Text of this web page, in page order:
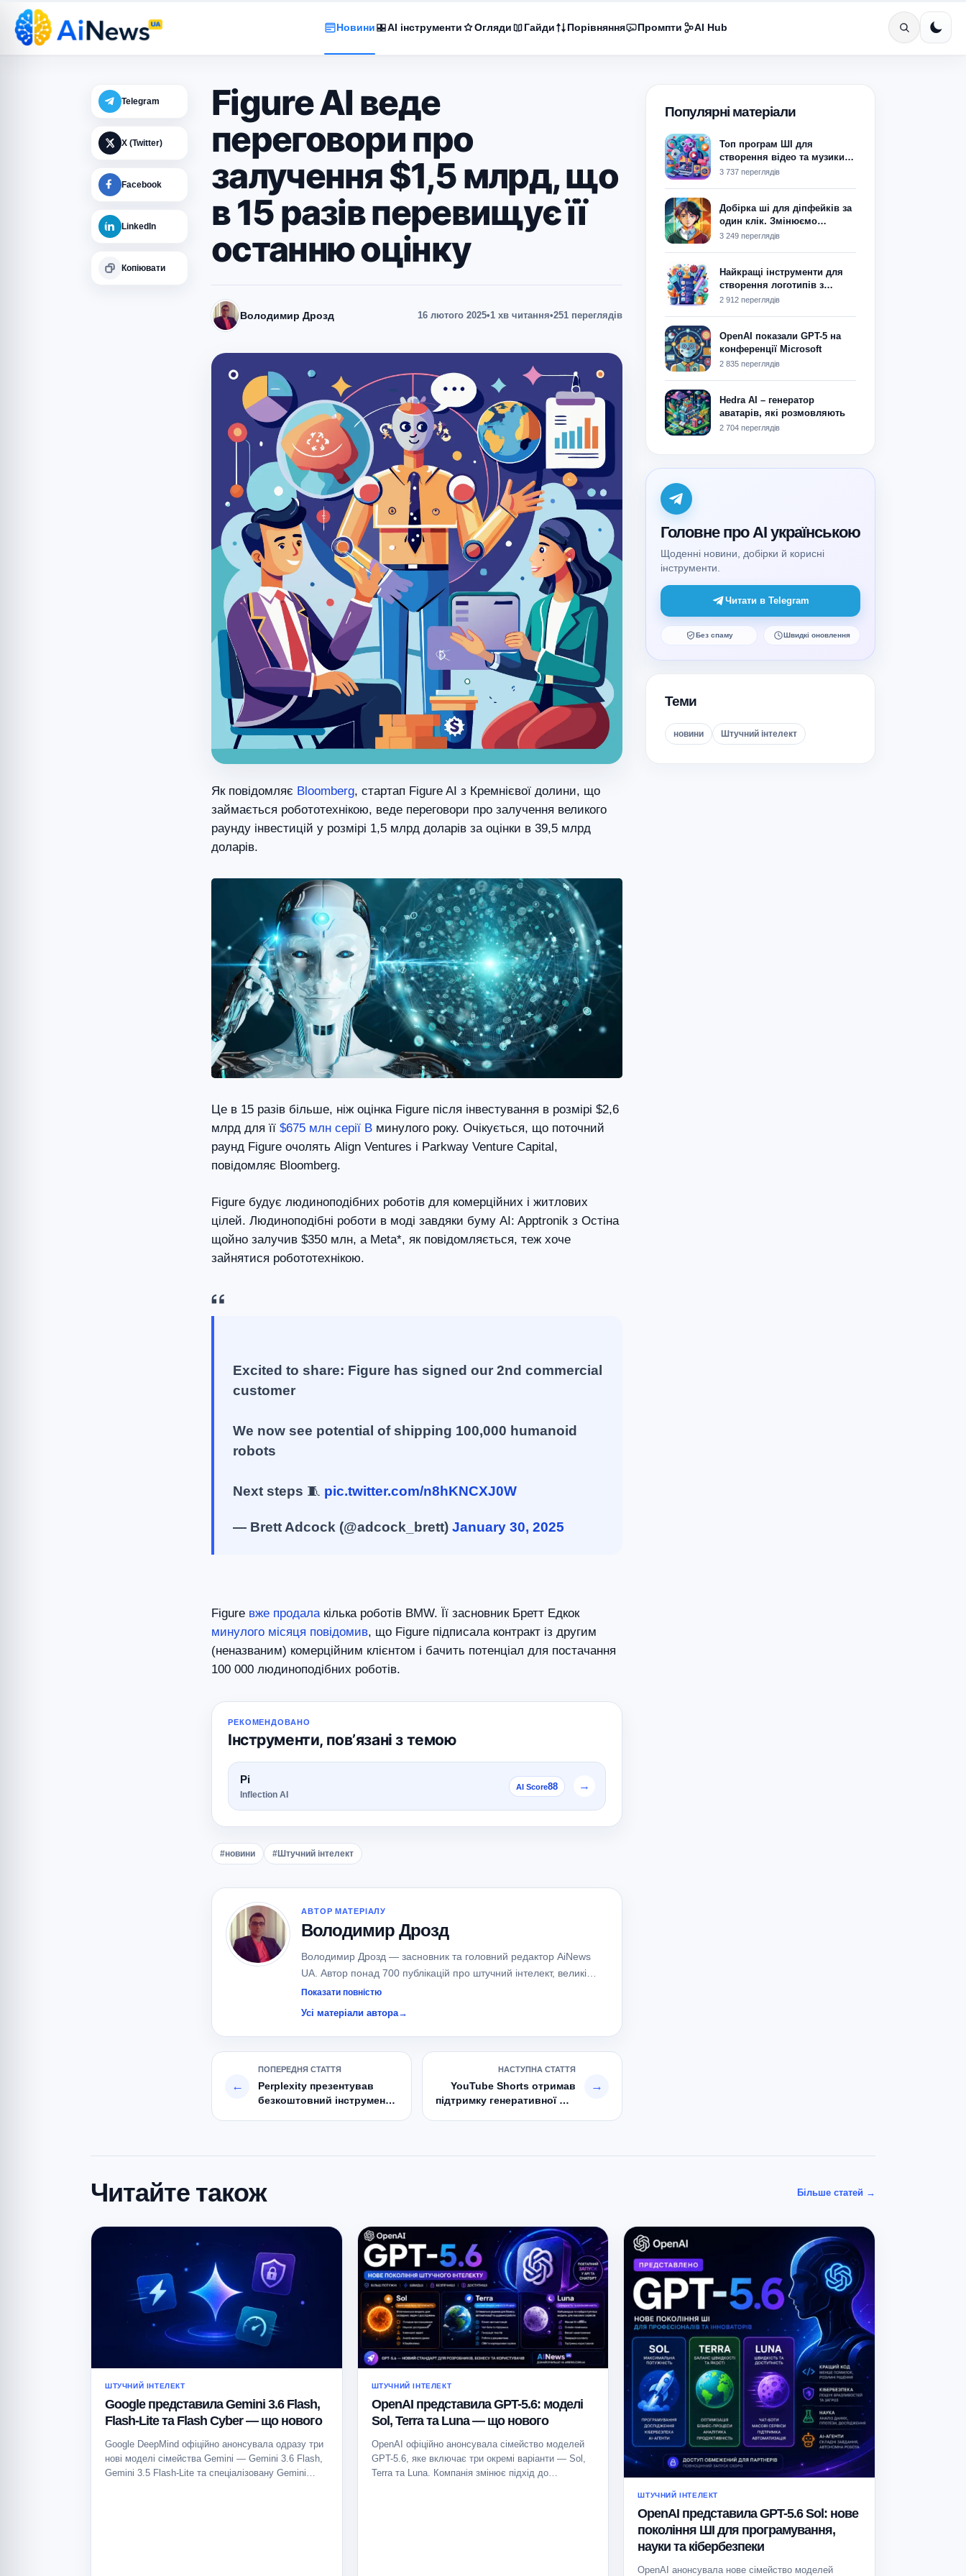
Новини AI інструменти Огляди Гайди Порівняння Промпти AI Hub
Telegram
X (Twitter)
Facebook
LinkedIn
Копіювати
Figure AI веде
переговори про
залучення $1,5 млрд, що
в 15 разів перевищує її
останню оцінку
Володимир Дрозд 16 лютого 2025•1 хв читання•251 переглядів
Як повідомляє Bloomberg, стартап Figure AI з Кремнієвої долини, що
займається робототехнікою, веде переговори про залучення великого
раунду інвестицій у розмірі 1,5 млрд доларів за оцінки в 39,5 млрд
доларів.
Це в 15 разів більше, ніж оцінка Figure після інвестування в розмірі $2,6
млрд для її $675 млн серії B минулого року. Очікується, що поточний
раунд Figure очолять Align Ventures і Parkway Venture Capital,
повідомляє Bloomberg.
Figure будує людиноподібних роботів для комерційних і житлових
цілей. Людиноподібні роботи в моді завдяки буму AI: Apptronik з Остіна
щойно залучив $350 млн, а Meta*, як повідомляється, теж хоче
зайнятися робототехнікою.
Excited to share: Figure has signed our 2nd commercial
customer
We now see potential of shipping 100,000 humanoid
robots
Next steps 🧵 pic.twitter.com/n8hKNCXJ0W
— Brett Adcock (@adcock_brett) January 30, 2025
Figure вже продалакілька роботів BMW. Її засновник Бретт Едкок
минулого місяця повідомив, що Figure підписала контракт із другим
(неназваним) комерційним клієнтом і бачить потенціал для постачання
100 000 людиноподібних роботів.
РЕКОМЕНДОВАНО
Інструменти, повʼязані з темою
Pi
Inflection AI
AI Score88 →
#новини #Штучний інтелект
АВТОР МАТЕРІАЛУ
Володимир Дрозд
Володимир Дрозд — засновник та головний редактор AiNews
UA. Автор понад 700 публікацій про штучний інтелект, великі
мовні моделі (LLM), AI-агентів та сучасні AI-сервіси.
Спеціалізується на новинах OpenAI, Google, Anthropic, xAI,
Показати повністю
Усі матеріали автора→
←
ПОПЕРЕДНЯ СТАТТЯ
Perplexity презентував
безкоштовний інструмент
НАСТУПНА СТАТТЯ
YouTube Shorts отримав
підтримку генеративної ШІ-
→
Популярні матеріали
Топ програм ШІ для
створення відео та музики у
2024
3 737 переглядів
Добірка ші для діпфейків за
один клік. Змінюємо
обличчя на фото
3 249 переглядів
Найкращі інструменти для
створення логотипів з
використанням ШІ: що
2 912 переглядів
OpenAI показали GPT-5 на
конференції Microsoft
2 835 переглядів
Hedra AI – генератор
аватарів, які розмовляють
2 704 переглядів
Головне про AI українською
Щоденні новини, добірки й корисні
інструменти.
Читати в Telegram
Без спаму Швидкі оновлення
Теми
новини Штучний інтелект
Читайте також Більше статей →
ШТУЧНИЙ ІНТЕЛЕКТ
Google представила Gemini 3.6 Flash,
Flash-Lite та Flash Cyber — що нового
Google DeepMind офіційно анонсувала одразу три
нові моделі сімейства Gemini — Gemini 3.6 Flash,
Gemini 3.5 Flash-Lite та спеціалізовану Gemini…
ШТУЧНИЙ ІНТЕЛЕКТ
OpenAI представила GPT-5.6: моделі
Sol, Terra та Luna — що нового
OpenAI офіційно анонсувала сімейство моделей
GPT-5.6, яке включає три окремі варіанти — Sol,
Terra та Luna. Компанія змінює підхід до…
ШТУЧНИЙ ІНТЕЛЕКТ
OpenAI представила GPT-5.6 Sol: нове
покоління ШІ для програмування,
науки та кібербезпеки
OpenAI анонсувала нове сімейство моделей